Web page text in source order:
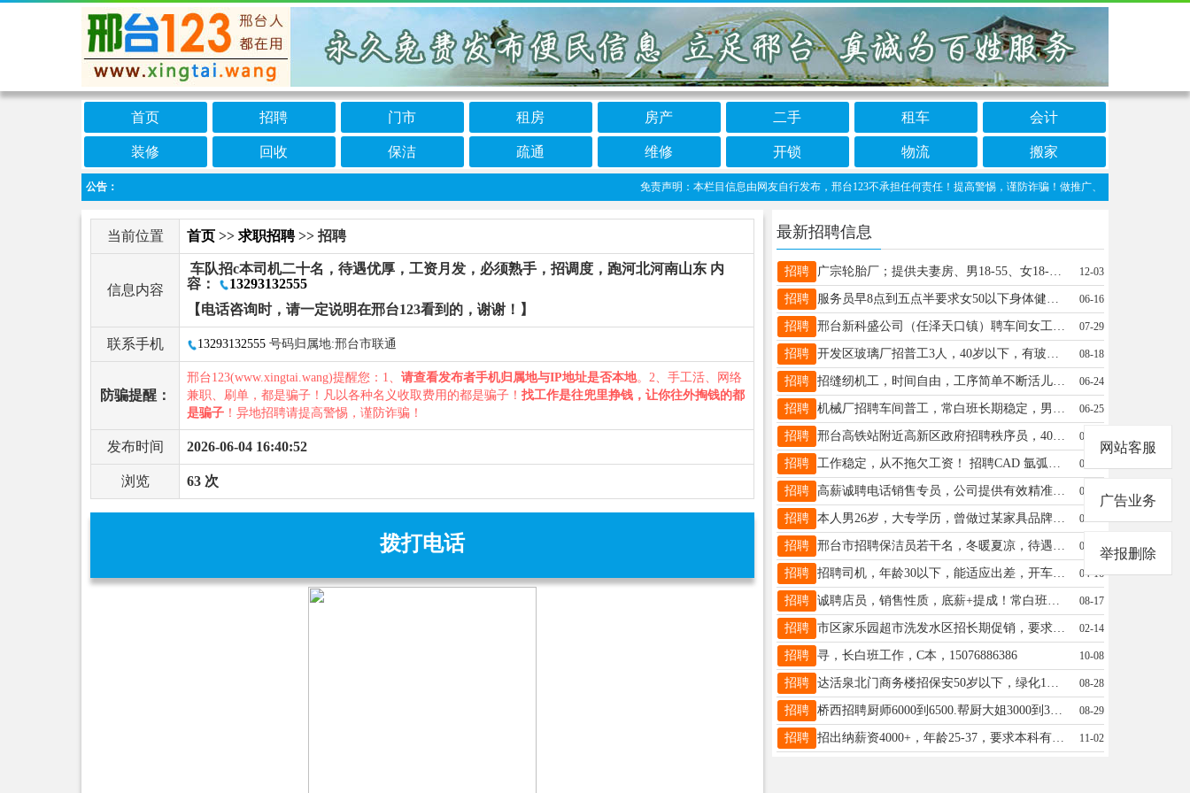
首页 招聘 门市 租房 房产 二手 租车 会计
装修 回收 保洁 疏通 维修 开锁 物流 搬家
公告： 免责声明：本栏目信息由网友自行发布，邢台123不承担任何责任！提高警惕，谨防诈骗！做推广、做信息置顶！请加邢
当前位置 首页 >> 求职招聘>> 招聘
信息内容
车队招c本司机二十名，待遇优厚，工资月发，必须熟手，招调度，跑河北河南山东 内
容：
13293132555
【电话咨询时，请一定说明在邢台123看到的，谢谢！】
联系手机 13293132555 号码归属地:邢台市联通
防骗提醒：
邢台123(www.xingtai.wang)提醒您：1、 请查看发布者手机归属地与IP地址是否本地。2、手工活、网络
兼职、刷单，都是骗子！凡以各种名义收取费用的都是骗子！ 找工作是往兜里挣钱，让你往外掏钱的都
是骗子 ！异地招聘请提高警惕，谨防诈骗！
发布时间 2026-06-04 16:40:52
浏览 63 次
拨打电话
最新招聘信息
招聘 广宗轮胎厂；提供夫妻房、男18-55、女18-50，要求简单识字，19103194000五险一金工资7500-13000 12-03
招聘 服务员早8点到五点半要求女50以下身体健康工资三千三左右太行路尚客优连锁酒店15903198123 06-16
招聘 邢台新科盛公司（任泽天口镇）聘车间女工45周岁以下50名月薪5-7千元管吃管住上意外险19831990295 07-29
招聘 开发区玻璃厂招普工3人，40岁以下，有玻璃深加工经验优先，免费食宿，交五险，综合4千-6千，18830950228 08-18
招聘 招缝纫机工，时间自由，工序简单不断活儿，计价工资半个月结算一次。地址：襄都区东汪中心医院附近，电话13082019855 06-24
招聘 机械厂招聘车间普工，常白班长期稳定，男24～40岁之间，短期暑假工勿扰，联系电话15830723883 06-25
招聘 邢台高铁站附近高新区政府招聘秩序员，40周岁以下，待遇优厚，4-5天公休，带薪年假。杨经理；15354002240 02-24
招聘 工作稳定，从不拖欠工资！ 招聘CAD 氩弧焊工要会看图纸 折弯工绘图 打磨工 送货跟单 15631941567 02-03
招聘 高薪诚聘电话销售专员，公司提供有效精准客户，报销手机费！工作简单，易成单！咨询热线18931935119 08-21
招聘 本人男26岁，大专学历，曾做过某家具品牌策划，抖音运营，法务等工作。联系电话19912095772 04-05
招聘 邢台市招聘保洁员若干名，冬暖夏凉，待遇优厚，男女均可，有经验者优先录用，有意者请拨打电话：13102570696 02-20
招聘 招聘司机，年龄30以下，能适应出差，开车沉稳，三年以上驾龄，月薪3000-4000。陈15933344159 04-16
招聘 诚聘店员，销售性质，底薪+提成！常白班，8小时，公休四天，工作地点亿德隆，年龄50以下，女士优先18832915200 08-17
招聘 市区家乐园超市洗发水区招长期促销，要求有工作经验，灵活的，有健康证，☎️ x17734509603 02-14
招聘 寻，长白班工作，C本，15076886386 10-08
招聘 达活泉北门商务楼招保安50岁以下，绿化1名60岁左右，身体健康，小区维修55岁左右，懂水电暖，15933199265 08-28
招聘 桥西招聘厨师6000到6500.帮厨大姐3000到3200.公休全勤奖加奖金15531909767 08-29
招聘 招出纳薪资4000+，年龄25-37，要求本科有经验可放宽、市区居住，地址三义庙小学有五险，：18903292709 11-02
网站客服
广告业务
举报删除